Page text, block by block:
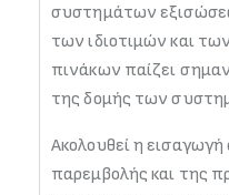
συστημάτων
των ιδιοτιμών και
πινάκων παίζει
της δομής των
Ακολουθεί η
παρεμβολής και της